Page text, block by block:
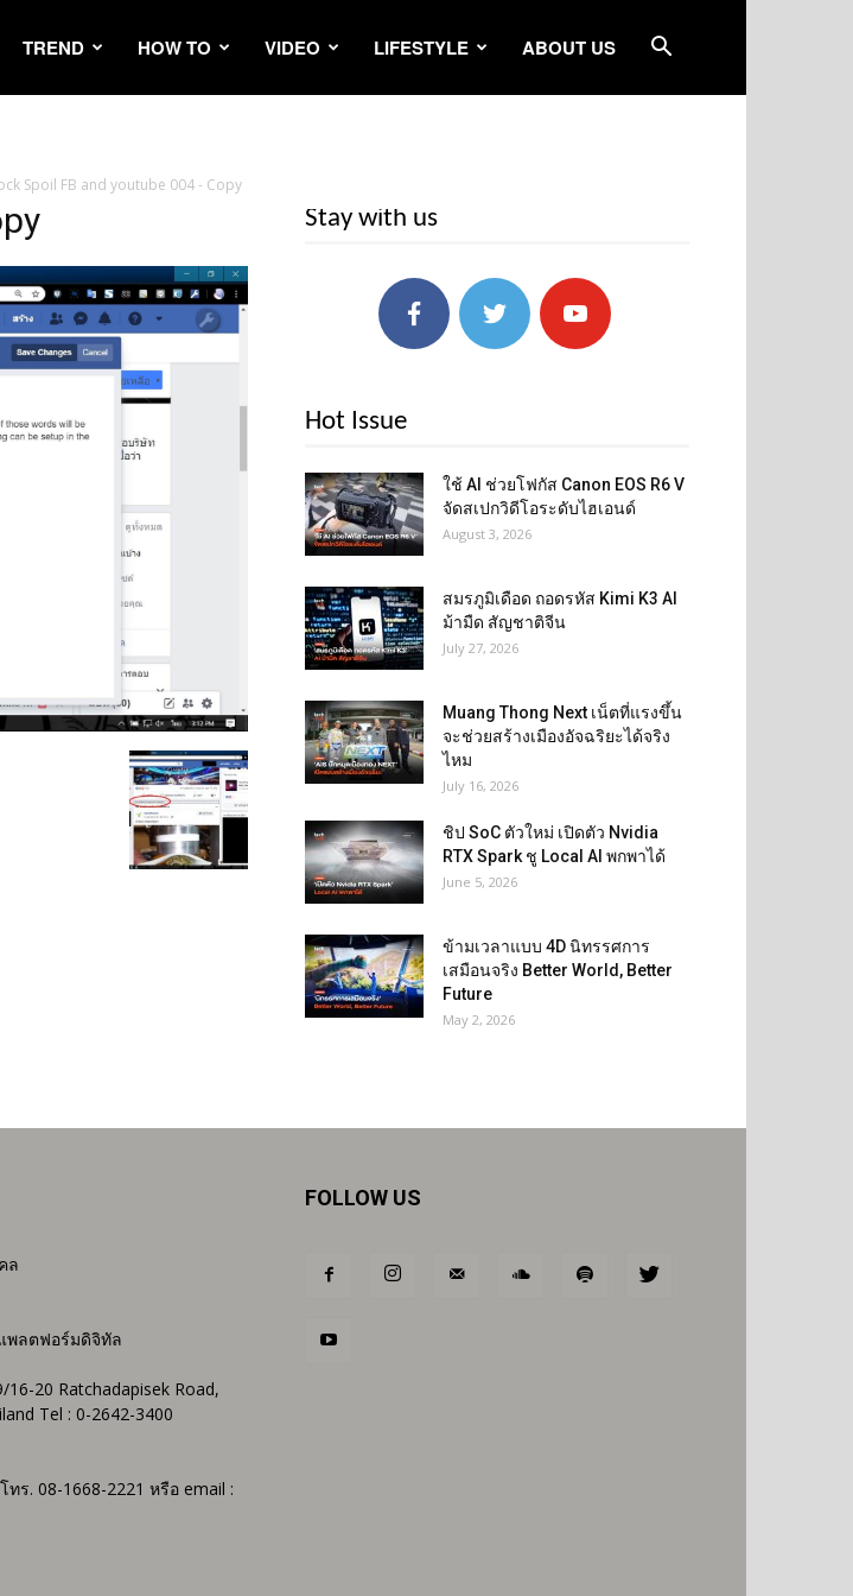
TREND HOW TO VIDEO LIFESTYLE ABOUT US
Spoil FB and youtube 004 - Copy
Stay with us
Hot Issue
ใช้ AI ช่วยโฟกัส Canon EOS R6 V
จัดสเปกวิดีโอระดับไฮเอนด์
August 3, 2026
สมรภูมิเดือด ถอดรหัส Kimi K3 AI
ม้ามืด สัญชาติจีน
July 27, 2026
Muang Thong Next เน็ตที่แรงขึ้น
จะช่วยสร้างเมืองอัจฉริยะได้จริง
ไหม
July 16, 2026
ชิป SoC ตัวใหม่ เปิดตัว Nvidia
RTX Spark ชู Local AI พกพาได้
June 5, 2026
ข้ามเวลาแบบ 4D นิทรรศการ
เสมือนจริง Better World, Better
Future
May 2, 2026
ล
พลตฟอร์มดิจิทัล
20 Ratchadapisek Road,
Tel : 0-2642-3400
. 08-1668-2221 หรือ email :
FOLLOW US